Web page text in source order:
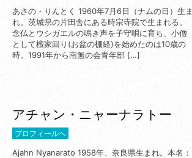
あさの・りんとく 1960年7月6日（ナムの日）生ま
れ。茨城県の片田舎にある時宗寺院で生まれる。
念仏とウシガエルの鳴き声を子守唄に育ち、小僧
として檀家回り(お盆の棚経)を始めたのは10歳の
時。1991年から南無の会青年部 […]
アチャン・ニャーナラトー
Ajahn Nyanarato 1958年、奈良県生まれ。本名：
プロフィールへ